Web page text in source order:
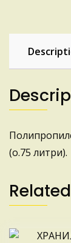
(о.75 литри).